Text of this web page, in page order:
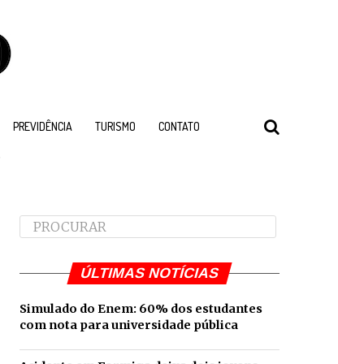
PREVIDÊNCIA TURISMO CONTATO
ÚLTIMAS NOTÍCIAS
Simulado do Enem: 60% dos estudantes
com nota para universidade pública